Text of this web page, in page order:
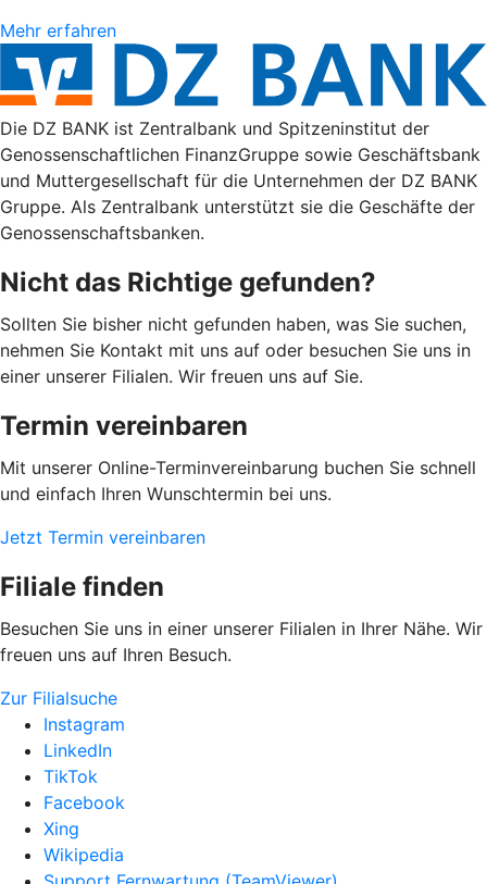
Mehr erfahren
Die DZ BANK ist Zentralbank und Spitzeninstitut der
Genossenschaftlichen FinanzGruppe sowie Geschäftsbank
und Muttergesellschaft für die Unternehmen der DZ BANK
Gruppe. Als Zentralbank unterstützt sie die Geschäfte der
Genossenschaftsbanken.
Nicht das Richtige gefunden?
Sollten Sie bisher nicht gefunden haben, was Sie suchen,
nehmen Sie Kontakt mit uns auf oder besuchen Sie uns in
einer unserer Filialen. Wir freuen uns auf Sie.
Termin vereinbaren
Mit unserer Online-Terminvereinbarung buchen Sie schnell
und einfach Ihren Wunschtermin bei uns.
Jetzt Termin vereinbaren
Filiale finden
Besuchen Sie uns in einer unserer Filialen in Ihrer Nähe. Wir
freuen uns auf Ihren Besuch.
Zur Filialsuche
Instagram
LinkedIn
TikTok
Facebook
Xing
Wikipedia